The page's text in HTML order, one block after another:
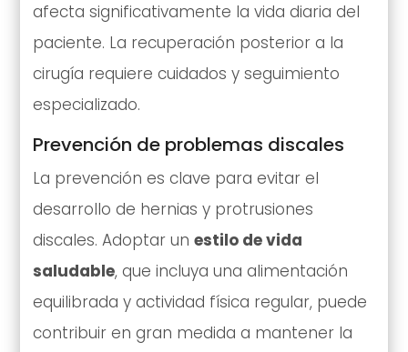
afecta significativamente la vida diaria del
paciente. La recuperación posterior a la
cirugía requiere cuidados y seguimiento
especializado.
Prevención de problemas discales
La prevención es clave para evitar el
desarrollo de hernias y protrusiones
discales. Adoptar un estilo de vida
saludable, que incluya una alimentación
equilibrada y actividad física regular, puede
contribuir en gran medida a mantener la